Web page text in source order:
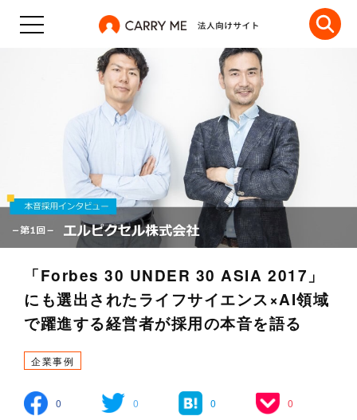
「Forbes 30 UNDER 30 ASIA 2017」
にも選出されたライフサイエンス×AI領域
で躍進する経営者が採用の本音を語る
企業事例
0 0 0 0